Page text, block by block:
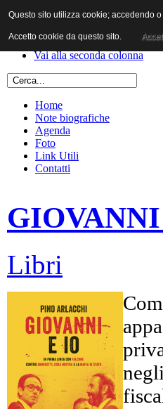
Vai al contenuto
Vai alla prima colonna
Vai alla seconda colonna
Home
Note biografiche
Agenda
Foto
Link Utili
Contatti
Libri
Questo sito utilizza cookie; accedendo
Accetto cookie da questo sito.